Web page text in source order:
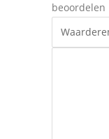
beoordelen